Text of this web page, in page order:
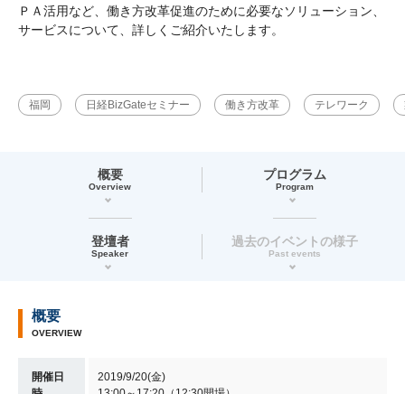
ＰＡ活用など、働き方改革促進のために必要なソリューション、
サービスについて、詳しくご紹介いたします。
福岡 日経BizGateセミナー 働き方改革 テレワーク
概要
Overview
プログラム
Program
登壇者
Speaker
過去のイベントの様子
Past events
概要
OVERVIEW
開催日
2019/9/20(金)